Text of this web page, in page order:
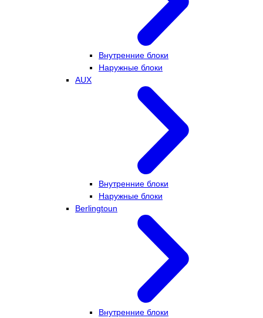
Внутренние блоки
Наружные блоки
AUX
Внутренние блоки
Наружные блоки
Berlingtoun
Внутренние блоки